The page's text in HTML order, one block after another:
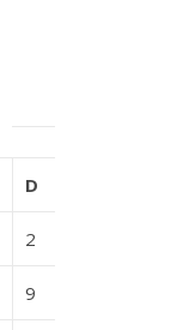
D
2
9